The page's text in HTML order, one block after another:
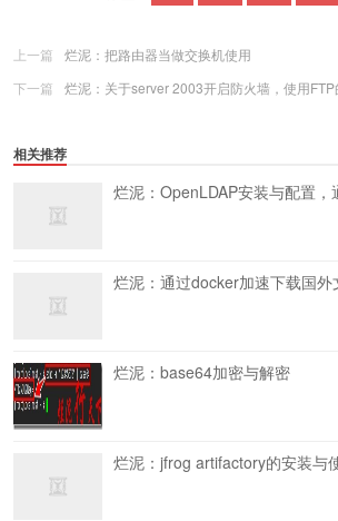
上一篇
烂泥：把路由器当做交换机使用
下一篇
烂泥：关于server 2003开启防火墙，使用FTP
相关推荐
烂泥：OpenLDAP安装与配置
烂泥：通过docker加速下载国外
烂泥：base64加密与解密
烂泥：jfrog artifactory的安装与